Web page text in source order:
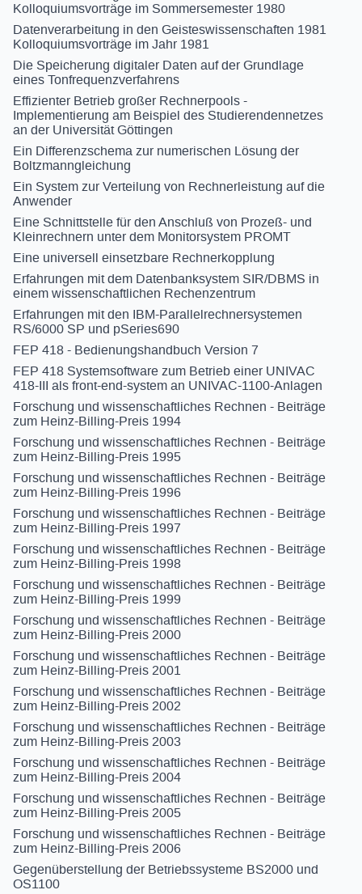
Kolloquiumsvorträge im Sommersemester 1980
Datenverarbeitung in den Geisteswissenschaften 1981
Kolloquiumsvorträge im Jahr 1981
Die Speicherung digitaler Daten auf der Grundlage
eines Tonfrequenzverfahrens
Effizienter Betrieb großer Rechnerpools -
Implementierung am Beispiel des Studierendennetzes
an der Universität Göttingen
Ein Differenzschema zur numerischen Lösung der
Boltzmanngleichung
Ein System zur Verteilung von Rechnerleistung auf die
Anwender
Eine Schnittstelle für den Anschluß von Prozeß- und
Kleinrechnern unter dem Monitorsystem PROMT
Eine universell einsetzbare Rechnerkopplung
Erfahrungen mit dem Datenbanksystem SIR/DBMS in
einem wissenschaftlichen Rechenzentrum
Erfahrungen mit den IBM-Parallelrechnersystemen
RS/6000 SP und pSeries690
FEP 418 - Bedienungshandbuch Version 7
FEP 418 Systemsoftware zum Betrieb einer UNIVAC
418-III als front-end-system an UNIVAC-1100-Anlagen
Forschung und wissenschaftliches Rechnen - Beiträge
zum Heinz-Billing-Preis 1994
Forschung und wissenschaftliches Rechnen - Beiträge
zum Heinz-Billing-Preis 1995
Forschung und wissenschaftliches Rechnen - Beiträge
zum Heinz-Billing-Preis 1996
Forschung und wissenschaftliches Rechnen - Beiträge
zum Heinz-Billing-Preis 1997
Forschung und wissenschaftliches Rechnen - Beiträge
zum Heinz-Billing-Preis 1998
Forschung und wissenschaftliches Rechnen - Beiträge
zum Heinz-Billing-Preis 1999
Forschung und wissenschaftliches Rechnen - Beiträge
zum Heinz-Billing-Preis 2000
Forschung und wissenschaftliches Rechnen - Beiträge
zum Heinz-Billing-Preis 2001
Forschung und wissenschaftliches Rechnen - Beiträge
zum Heinz-Billing-Preis 2002
Forschung und wissenschaftliches Rechnen - Beiträge
zum Heinz-Billing-Preis 2003
Forschung und wissenschaftliches Rechnen - Beiträge
zum Heinz-Billing-Preis 2004
Forschung und wissenschaftliches Rechnen - Beiträge
zum Heinz-Billing-Preis 2005
Forschung und wissenschaftliches Rechnen - Beiträge
zum Heinz-Billing-Preis 2006
Gegenüberstellung der Betriebssysteme BS2000 und
OS1100